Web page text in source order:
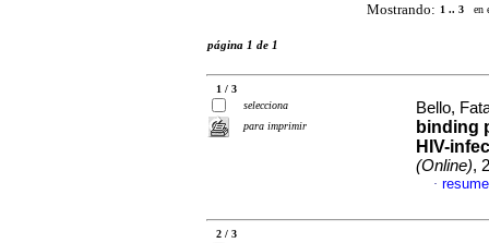
Mostrando: 1 .. 3 en
página 1 de 1
1 / 3
selecciona
para imprimir
Bello,
binding
HIV-
(Online),
·
2 / 3